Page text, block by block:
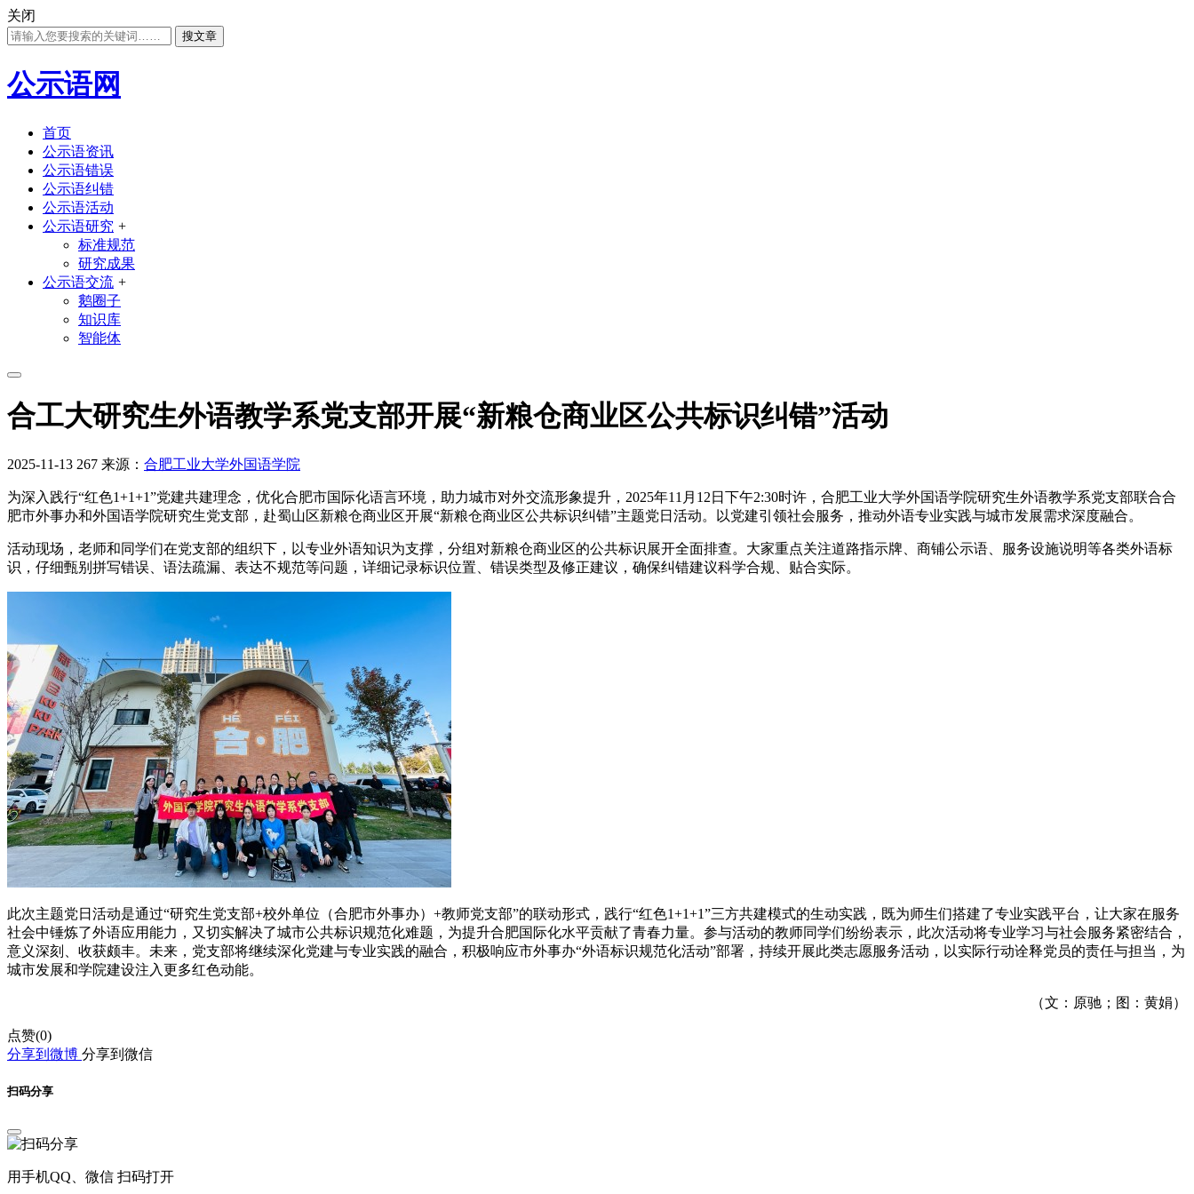
关闭
搜文章
公示语网
首页
公示语资讯
公示语错误
公示语纠错
公示语活动
公示语研究 +
标准规范
研究成果
公示语交流 +
鹅圈子
知识库
智能体
合工大研究生外语教学系党支部开展“新粮仓商业区公共标识纠错”活动
2025-11-13 267 来源： 合肥工业大学外国语学院
为深入践行“红色1+1+1”党建共建理念，优化合肥市国际化语言环境，助力城市对外交流形象提升，2025年11月12日下午2:30时许，合肥工业大学外国语学院研究生外语教学系党支部联合合
肥市外事办和外国语学院研究生党支部，赴蜀山区新粮仓商业区开展“新粮仓商业区公共标识纠错”主题党日活动。以党建引领社会服务，推动外语专业实践与城市发展需求深度融合。
活动现场，老师和同学们在党支部的组织下，以专业外语知识为支撑，分组对新粮仓商业区的公共标识展开全面排查。大家重点关注道路指示牌、商铺公示语、服务设施说明等各类外语标
识，仔细甄别拼写错误、语法疏漏、表达不规范等问题，详细记录标识位置、错误类型及修正建议，确保纠错建议科学合规、贴合实际。
此次主题党日活动是通过“研究生党支部+校外单位（合肥市外事办）+教师党支部”的联动形式，践行“红色1+1+1”三方共建模式的生动实践，既为师生们搭建了专业实践平台，让大家在服务
社会中锤炼了外语应用能力，又切实解决了城市公共标识规范化难题，为提升合肥国际化水平贡献了青春力量。参与活动的教师同学们纷纷表示，此次活动将专业学习与社会服务紧密结合，
意义深刻、收获颇丰。未来，党支部将继续深化党建与专业实践的融合，积极响应市外事办“外语标识规范化活动”部署，持续开展此类志愿服务活动，以实际行动诠释党员的责任与担当，为
城市发展和学院建设注入更多红色动能。
（文：原驰；图：黄娟）
点赞(0)
分享到微博 分享到微信
扫码分享
用手机QQ、微信 扫码打开